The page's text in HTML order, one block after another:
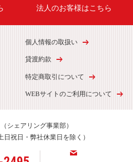
法人のお客様はこちら
個人情報の取扱い
貸渡約款
特定商取引について
WEBサイトのご利用について
（シェアリング事業部）
日祝日・弊社休業日を除く）